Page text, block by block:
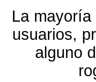
La
usuarios,
alguno